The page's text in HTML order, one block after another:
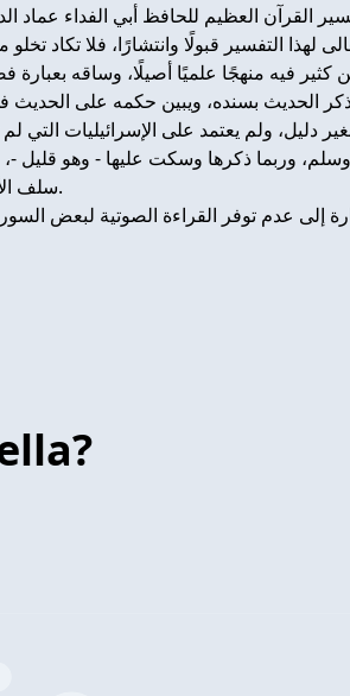
القرآن العظيم للحافظ أبي الفداء عماد
لهذا التفسير قبولًا وانتشارًا، فلا تكاد
كثير فيه منهجًا علميًا أصيلًا، وساقه
الحديث بسنده، ويبين حكمه على
بغير دليل، ولم يعتمد على الإسرائيليات
وربما ذكرها وسكت عليها - وهو قليل -
سلف الأمة، من غير تحريف ولا تأويل ولا تشبيه ولا تعطيل.